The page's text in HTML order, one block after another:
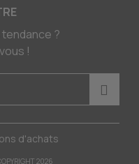
?
!
d'achats
2026